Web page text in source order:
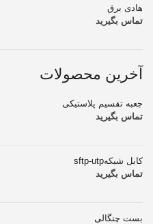
هادی برق
تماس بگیرید
آخرین محصولات
جعبه تقسیم پلاستیکی
تماس بگیرید
کابل شبکهsftp-utp
تماس بگیرید
بست چنگالی